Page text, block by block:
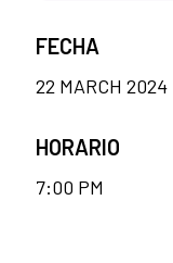
FECHA
22 MARCH 2024
HORARIO
7:00 PM